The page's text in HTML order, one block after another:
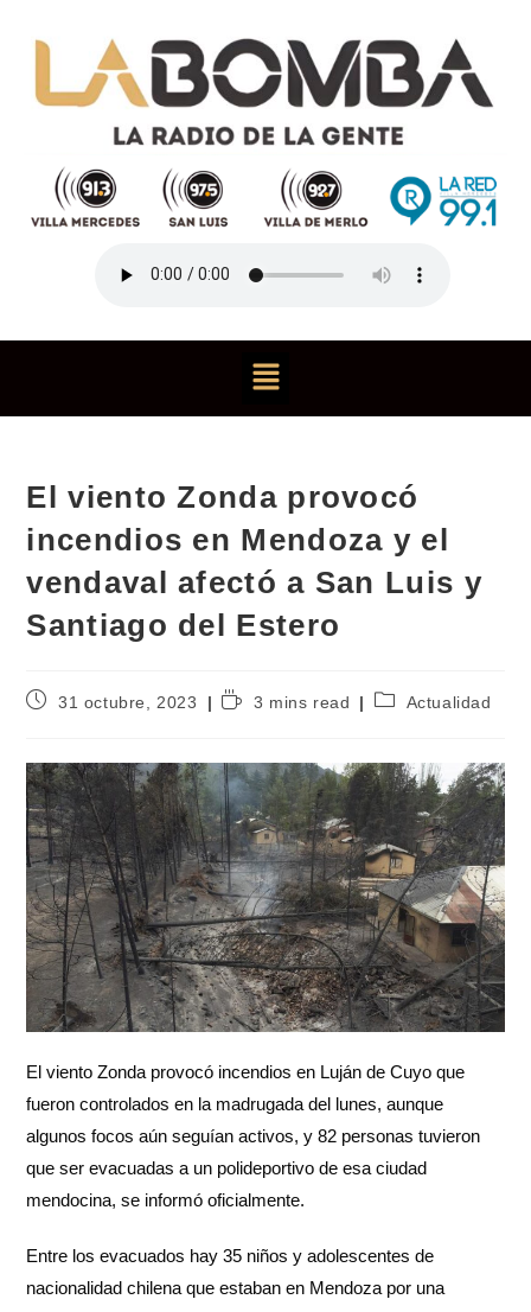
El viento Zonda provocó
incendios en Mendoza y el
vendaval afectó a San Luis y
Santiago del Estero
31 octubre, 2023 3 mins read Actualidad
El viento Zonda provocó incendios en Luján de Cuyo que
fueron controlados en la madrugada del lunes, aunque
algunos focos aún seguían activos, y 82 personas tuvieron
que ser evacuadas a un polideportivo de esa ciudad
mendocina, se informó oficialmente.
Entre los evacuados hay 35 niños y adolescentes de
nacionalidad chilena que estaban en Mendoza por una